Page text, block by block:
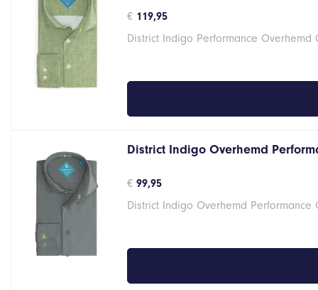
€ 119,95
District Indigo Performance Overhemd
District Indigo Overhemd
€ 99,95
District Indigo Overhemd Performance